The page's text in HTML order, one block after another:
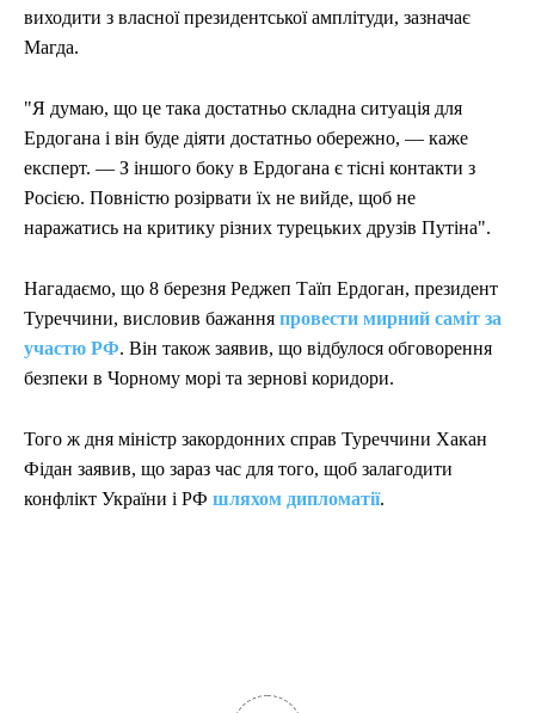
виходити з власної президентської амплітуди, зазначає
Магда.
"Я думаю, що це така достатньо складна ситуація для
Ердогана і він буде діяти достатньо обережно, — каже
експерт. — З іншого боку в Ердогана є тісні контакти з
Росією. Повністю розірвати їх не вийде, щоб не
наражатись на критику різних турецьких друзів Путіна".
Нагадаємо, що 8 березня Реджеп Таїп Ердоган, президент
Туреччини, висловив бажання провести мирний саміт за
участю РФ. Він також заявив, що відбулося обговорення
безпеки в Чорному морі та зернові коридори.
Того ж дня міністр закордонних справ Туреччини Хакан
Фідан заявив, що зараз час для того, щоб залагодити
конфлікт України і РФ шляхом дипломатії.